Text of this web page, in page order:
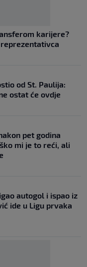
karijere?
od St. Paulija:
ostat će ovdje
pet godina
mi je to reći, ali
autogol i ispao iz
ide u Ligu prvaka